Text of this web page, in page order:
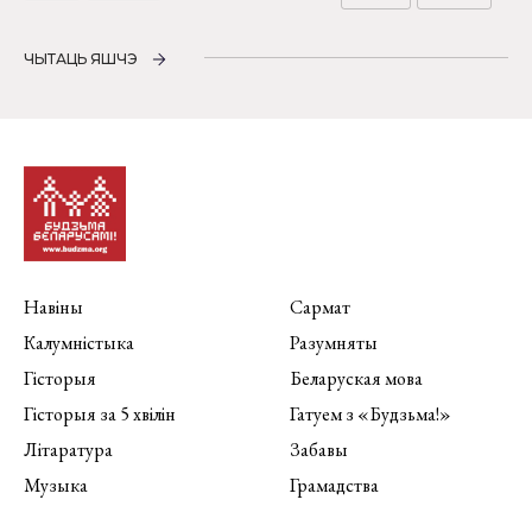
ЧЫТАЦЬ ЯШЧЭ
Навіны
Калумністыка
Гісторыя
Гісторыя за 5 хвілін
Літаратура
Музыка
Сармат
Разумняты
Беларуская мова
Гатуем з «Будзьма!»
Забавы
Грамадства